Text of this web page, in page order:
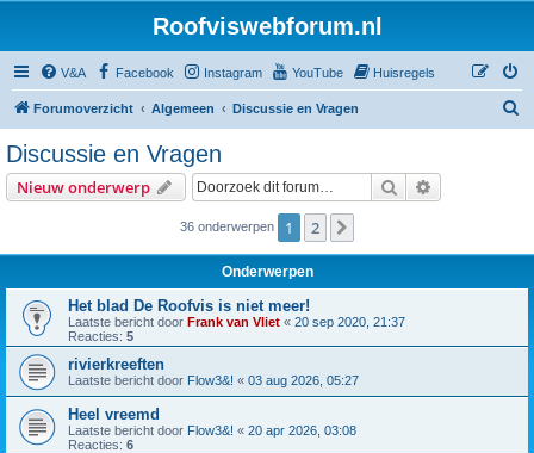
Roofviswebforum.nl
V&A Facebook Instagram YouTube Huisregels
Forumoverzicht Algemeen Discussie en Vragen
Discussie en Vragen
Nieuw onderwerp Zoek
36 onderwerpen 1 2
Onderwerpen
Het blad De Roofvis is niet meer!
Laatste bericht door Frank van Vliet « 20 sep 2020, 21:37
Reacties: 5
rivierkreeften
Laatste bericht door Flow3&! « 03 aug 2026, 05:27
Heel vreemd
Laatste bericht door Flow3&! « 20 apr 2026, 03:08
Reacties: 6